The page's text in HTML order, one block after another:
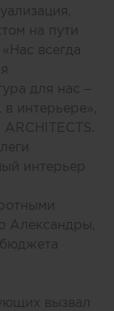
на пути
всегда
для нас –
интерьере»,
интерьер
Александры,
бюджета
вызвал